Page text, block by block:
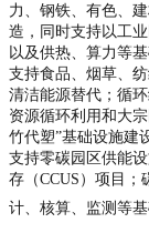
力、钢铁、有色、
造，同时支持以工
以及供热、算力等
支持食品、烟草、
清洁能源替代；循
资源循环利用和大
竹代塑”基础设施建
支持零碳园区供能
存（CCUS）项目；
计、核算、监测等